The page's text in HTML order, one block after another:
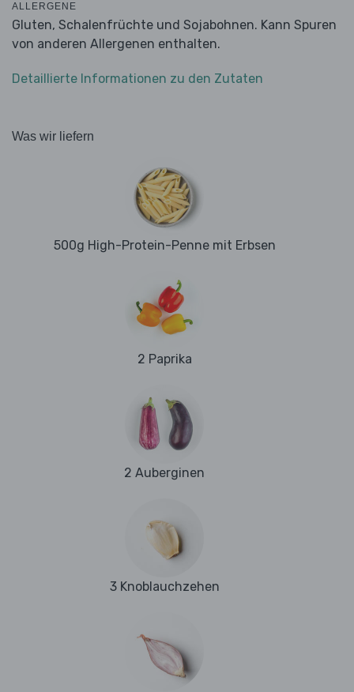
ALLERGENE
Gluten, Schalenfrüchte und Sojabohnen. Kann Spuren
von anderen Allergenen enthalten.
Detaillierte Informationen zu den Zutaten
Was wir liefern
500g High-Protein-Penne mit Erbsen
2 Paprika
2 Auberginen
3 Knoblauchzehen